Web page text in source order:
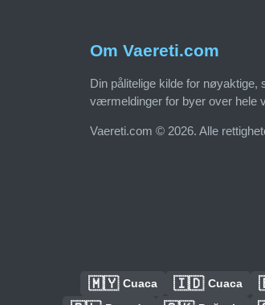
Om Vaereti.com
Din pålitelige kilde for nøyaktige,
værmeldinger for byer over hele
Vaereti.com © 2026. Alle
🇲🇾 Cuaca 🇮🇩 Cuaca